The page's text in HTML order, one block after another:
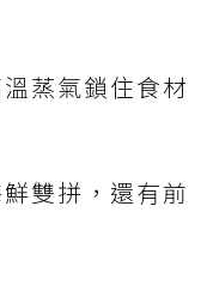
蒸氣鎖住食材
雙拼，還有前